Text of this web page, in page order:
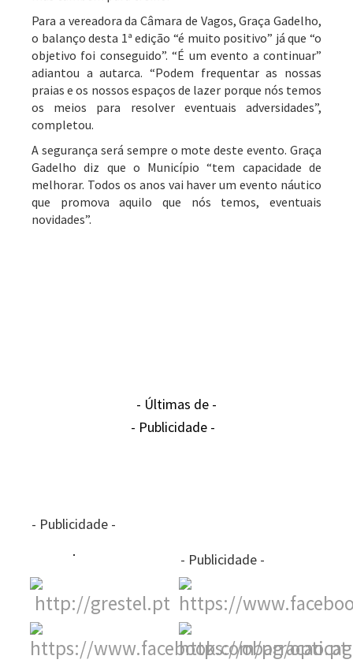
Para a vereadora da Câmara de Vagos, Graça Gadelho,
o balanço desta 1ª edição “é muito positivo” já que “o
objetivo foi conseguido”. “É um evento a continuar”
adiantou a autarca. “Podem frequentar as nossas
praias e os nossos espaços de lazer porque nós temos
os meios para resolver eventuais adversidades”,
completou.
A segurança será sempre o mote deste evento. Graça
Gadelho diz que o Município “tem capacidade de
melhorar. Todos os anos vai haver um evento náutico
que promova aquilo que nós temos, eventuais
novidades”.
- Últimas de -
- Publicidade -
- Publicidade -
- Publicidade -